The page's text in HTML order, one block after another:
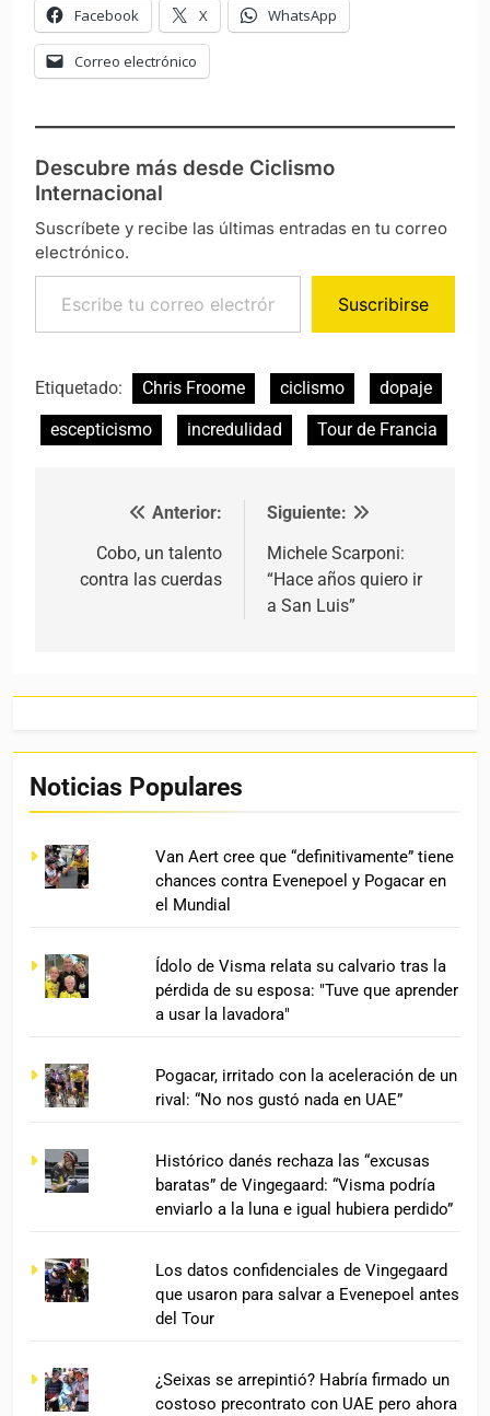
Facebook X WhatsApp
Correo electrónico
Descubre más desde Ciclismo
Internacional
Suscríbete y recibe las últimas entradas en tu correo
electrónico.
Escribe tu correo electrónico…
Suscribirse
Etiquetado: Chris Froome ciclismo
dopaje
escepticismo
incredulidad Tour de Francia
Navegación de entradas
Anterior:
Cobo, un talento
contra las cuerdas
Siguiente:
Michele Scarponi:
“Hace años quiero ir
a San Luis”
Noticias Populares
Van Aert cree que “definitivamente” tiene
chances contra Evenepoel y Pogacar en
el Mundial
Ídolo de Visma relata su calvario tras la
pérdida de su esposa: "Tuve que aprender
a usar la lavadora"
Pogacar, irritado con la aceleración de un
rival: “No nos gustó nada en UAE”
Histórico danés rechaza las “excusas
baratas” de Vingegaard: “Visma podría
enviarlo a la luna e igual hubiera perdido”
Los datos confidenciales de Vingegaard
que usaron para salvar a Evenepoel antes
del Tour
¿Seixas se arrepintió? Habría firmado un
costoso precontrato con UAE pero ahora